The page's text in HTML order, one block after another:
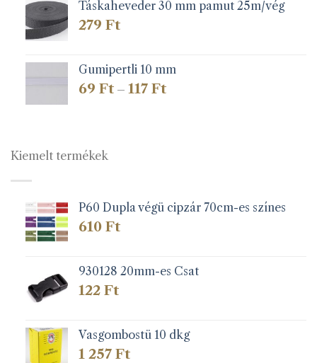
Táskaheveder 30 mm pamut 25m/vég
279 Ft
Gumipertli 10 mm
69 Ft – 117 FtÁrtartomány:
Kiemelt termékek
P60 Dupla végü cipzár 70cm-es színes
610 Ft
930128 20mm-es Csat
122 Ft
Vasgombostü 10 dkg
1 257 Ft